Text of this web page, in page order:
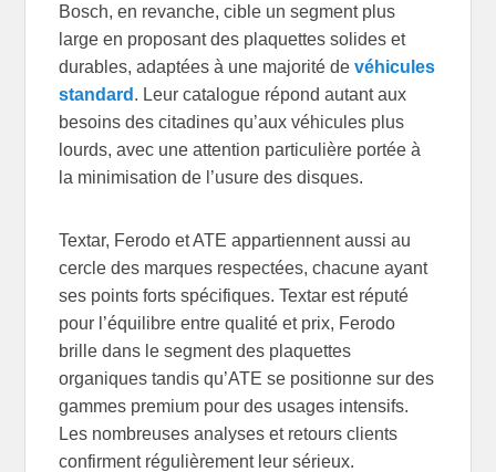
Bosch, en revanche, cible un segment plus
large en proposant des plaquettes solides et
durables, adaptées à une majorité devéhicules
standard . Leur catalogue répond autant aux
besoins des citadines qu’aux véhicules plus
lourds, avec une attention particulière portée à
la minimisation de l’usure des disques.
Textar, Ferodo et ATE appartiennent aussi au
cercle des marques respectées, chacune ayant
ses points forts spécifiques. Textar est réputé
pour l’équilibre entre qualité et prix, Ferodo
brille dans le segment des plaquettes
organiques tandis qu’ATE se positionne sur des
gammes premium pour des usages intensifs.
Les nombreuses analyses et retours clients
confirment régulièrement leur sérieux.